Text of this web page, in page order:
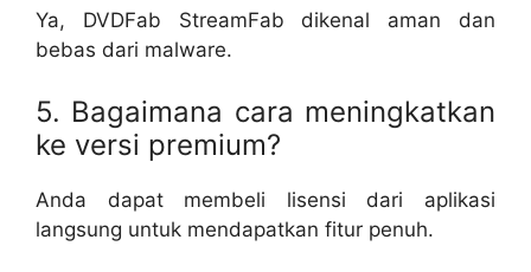
Ya, DVDFab StreamFab dikenal aman dan
bebas dari malware.
5. Bagaimana cara meningkatkan
ke versi premium?
Anda dapat membeli lisensi dari aplikasi
langsung untuk mendapatkan fitur penuh.